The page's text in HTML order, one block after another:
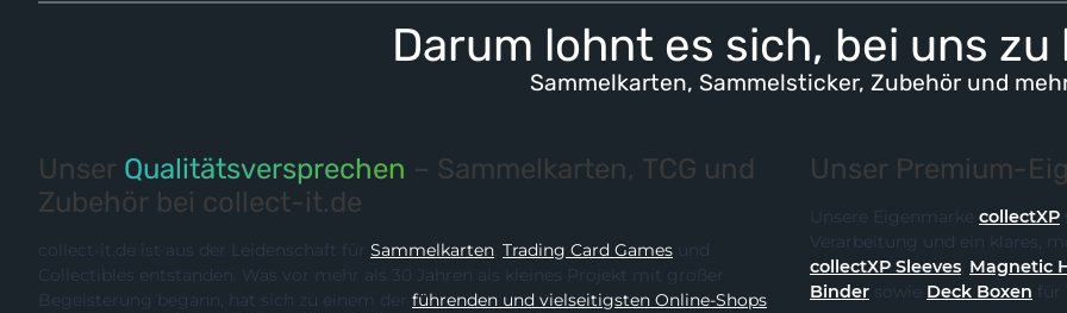
Darum lohnt es sich, bei uns
Sammelkarten, Sammelsticker, Zubehör und
Unser Qualitätsversprechen – Sammelkarten, TCG und
Zubehör bei collect-it.de
collect-it.de ist aus der Leidenschaft für Sammelkarten, Trading Card Games und
Collectibles entstanden. Was vor mehr als 30 Jahren als kleines Projekt mit großer
Begeisterung begann, hat sich zu einem der führenden und vielseitigsten Online-Shops
Unser Premium-
Unsere Eigenmarke collectXP
Verarbeitung und ein klares,
collectXP Sleeves, Magnetic
Binder sowie Deck Boxen für